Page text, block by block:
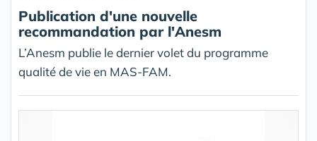
Publication d'une nouvelle
recommandation par l'Anesm
L’Anesm publie le dernier volet du programme
qualité de vie en MAS-FAM.